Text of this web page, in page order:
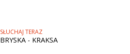
SŁUCHAJ TERAZ
BRYSKA - KRAKSA